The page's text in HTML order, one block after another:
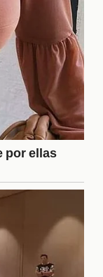
del
de
es
programa. A
y se
puede tener
concursantes
ya
llevar a la
vivir bajo un
diferentes
lo que a
que son